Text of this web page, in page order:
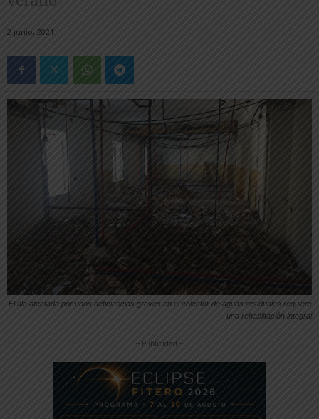
2 junio, 2021
El ala afectada por unos deficiencias graves en el colector de aguas residuales requiere
una rehabiltación integral
-- Publicidad --